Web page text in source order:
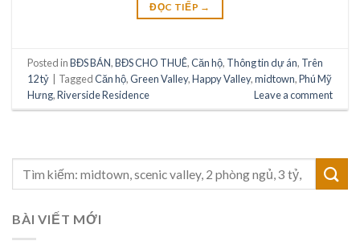
ĐỌC TIẾP →
Posted inBĐS BÁN,BĐS CHO THUÊ,Căn hộ, Thông tin dự án, Trên
12 tỷ
TaggedCăn hộ,Green Valley,Happy Valley,midtown,Phú Mỹ
Hưng,Riverside Residence Leave a comment
BÀI VIẾT MỚI